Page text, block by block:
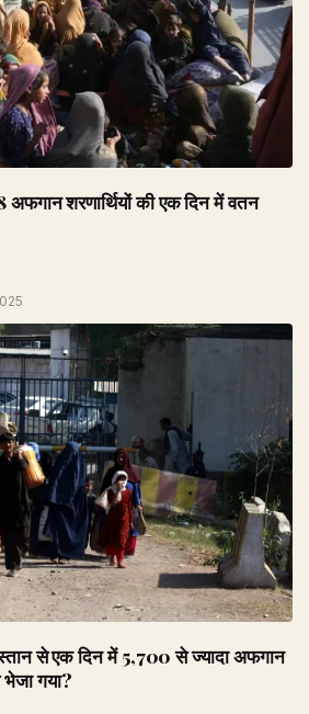
अफगान शरणार्थियों की एक दिन में वतन
से एक दिन में 5,700 से ज्यादा अफगान
भेजा गया?